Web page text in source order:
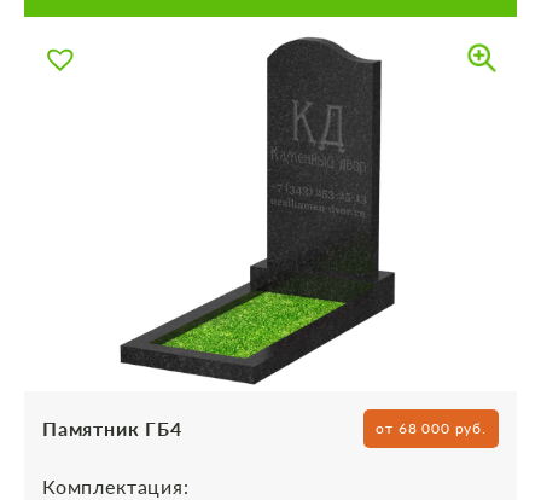
Памятник ГБ4 от 68 000 руб.
Комплектация: